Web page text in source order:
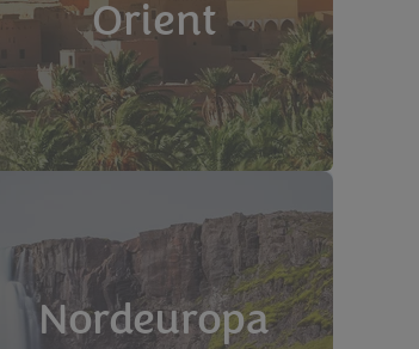
Orient
Nordeuropa